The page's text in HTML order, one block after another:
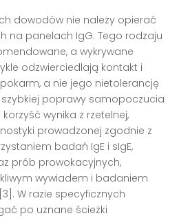
dowodów nie należy opierać
na panelach IgG. Tego rodzaju
a wykrywane
odzwierciedlają kontakt i
a nie jego nietolerancję
poprawy samopoczucia
wynika z rzetelnej,
prowadzonej zgodnie z
badań IgE i sIgE,
prób prowokacyjnych,
wywiadem i badaniem
W razie specyficznych
po uznane ścieżki